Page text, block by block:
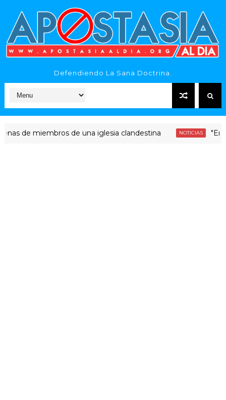
Defendiendo La Sana Doctrina.
miembros de una iglesia clandestina NOTICIAS "Era dinero